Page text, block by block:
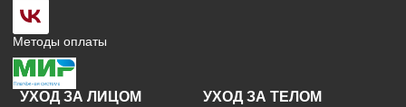
Методы оплаты
УХОД ЗА ЛИЦОМ УХОД ЗА ТЕЛОМ